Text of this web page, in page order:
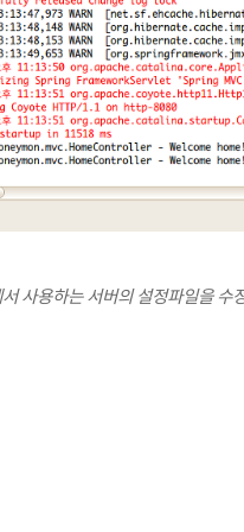
사용하는 서버의 설정파일을 수